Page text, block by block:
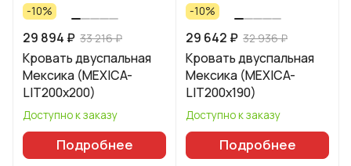
-10%
29 894 ₽ 33 216 ₽
Кровать двуспальная
Мексика (MEXICA-
LIT200х200)
Доступно к заказу
Подробнее
-10%
29 642 ₽ 32 936 ₽
Кровать двуспальная
Мексика (MEXICA-
LIT200х190)
Доступно к заказу
Подробнее